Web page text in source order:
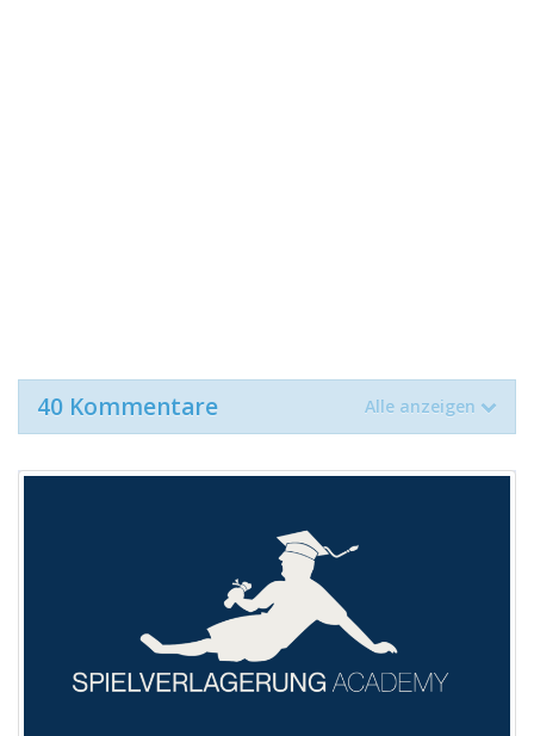
40 Kommentare Alle anzeigen